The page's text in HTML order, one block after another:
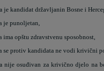
je kandidat državljanin Bosne i
je punoljetan,
ima opštu zdravstvenu sposobnost,
se protiv kandidata ne vodi krivični
nije osuđivan za krivično djelo na